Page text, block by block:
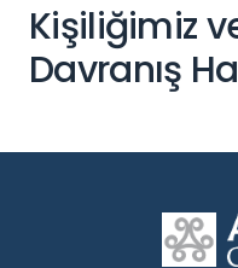
Kişiliğimiz
Davranış